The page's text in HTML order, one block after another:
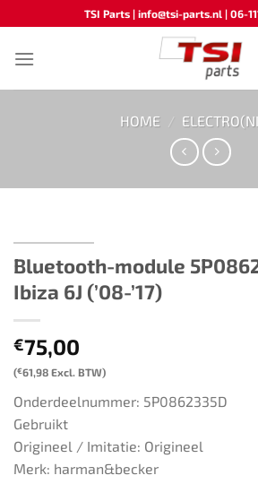
naar
inhoud
TSI Parts | info@tsi-parts.nl | 06-
HOME /
Bluetooth-module
Ibiza 6J (’08-’17)
€75,00
(€61,98 Excl. BTW)
Onderdeelnummer: 5P0862335D
Gebruikt
Origineel / Imitatie: Origineel
Merk: harman&becker